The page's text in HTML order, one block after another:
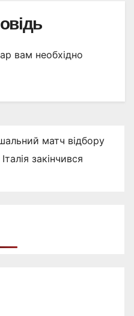
вам необхідно
матч відбору
закінчився